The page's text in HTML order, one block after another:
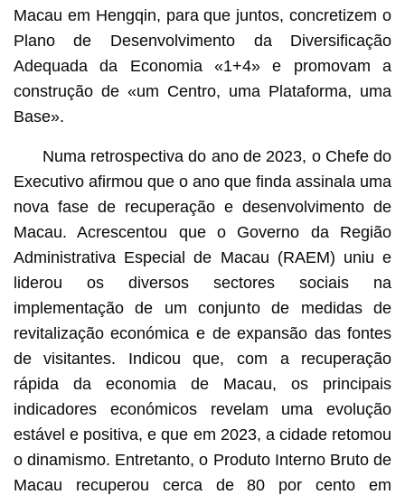
Macau em Hengqin, para que juntos, concretizem o
Plano de Desenvolvimento da Diversificação
Adequada da Economia «1+4» e promovam a
construção de «um Centro, uma Plataforma, uma
Base».
Numa retrospectiva do ano de 2023, o Chefe do
Executivo afirmou que o ano que finda assinala uma
nova fase de recuperação e desenvolvimento de
Macau. Acrescentou que o Governo da Região
Administrativa Especial de Macau (RAEM) uniu e
liderou os diversos sectores sociais na
implementação de um conjunto de medidas de
revitalização económica e de expansão das fontes
de visitantes. Indicou que, com a recuperação
rápida da economia de Macau, os principais
indicadores económicos revelam uma evolução
estável e positiva, e que em 2023, a cidade retomou
o dinamismo. Entretanto, o Produto Interno Bruto de
Macau recuperou cerca de 80 por cento em